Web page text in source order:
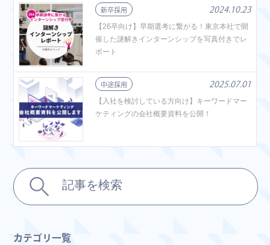
新卒採用
2024.10.23
【26卒向け】早期選考に繋がる！東京本社で開
催した謎解きインターンシップを写真付きでレ
ポート
中途採用
2025.07.01
【入社を検討している方向け】キーワードマー
ケティングの会社概要資料を公開！
カテゴリ一覧